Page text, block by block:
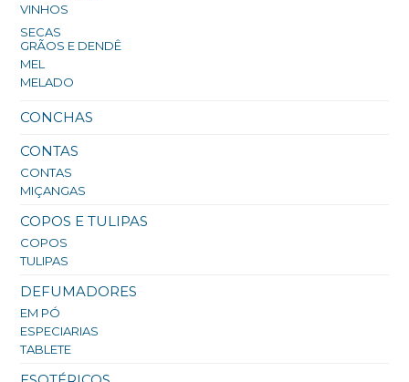
VINHOS
SECAS
GRÃOS E DENDÊ
MEL
MELADO
CONCHAS
CONTAS
CONTAS
MIÇANGAS
COPOS E TULIPAS
COPOS
TULIPAS
DEFUMADORES
EM PÓ
ESPECIARIAS
TABLETE